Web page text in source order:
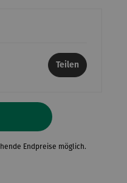
Teilen
Endpreise möglich.